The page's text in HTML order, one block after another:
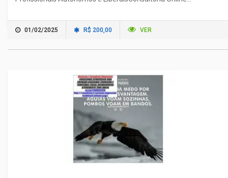
01/02/2025 R$ 200,00 VER